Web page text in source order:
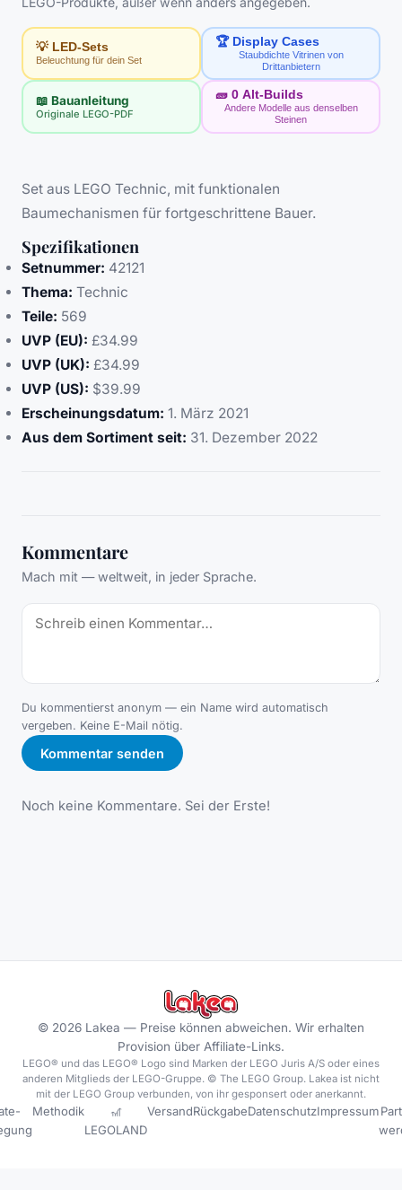
💡 LED-Sets
Beleuchtung für dein Set
🏆 Display Cases
Staubdichte Vitrinen von
Drittanbietern
📖 Bauanleitung
Originale LEGO-PDF
🧱 0 Alt-Builds
Andere Modelle aus denselben
Steinen
Set aus LEGO Technic, mit funktionalen
Baumechanismen für fortgeschrittene Bauer.
Spezifikationen
Setnummer: 42121
Thema: Technic
Teile: 569
UVP (EU): £34.99
UVP (UK): £34.99
UVP (US): $39.99
Erscheinungsdatum: 1. März 2021
Aus dem Sortiment seit: 31. Dezember 2022
Kommentare
Mach mit — weltweit, in jeder Sprache.
Du kommentierst anonym — ein Name wird automatisch
vergeben. Keine E-Mail nötig.
Kommentar senden
Noch keine Kommentare. Sei der Erste!
© 2026 Lakea — Preise können abweichen. Wir erhalten
Provision über Affiliate-Links.
LEGO® und das LEGO® Logo sind Marken der LEGO Juris A/S oder eines
anderen Mitglieds der LEGO-Gruppe. © The LEGO Group. Lakea ist nicht
mit der LEGO Group verbunden, von ihr gesponsert oder anerkannt.
Methodik
🎢
LEGOLAND
VersandRückgabeDatenschutzImpressum